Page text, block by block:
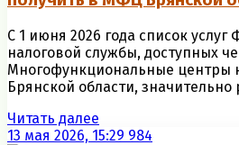
С 1 июня 2026 года список услуг
налоговой службы, доступных
Многофункциональные центры
Брянской области,
Читать далее
13 мая 2026, 15:29 984